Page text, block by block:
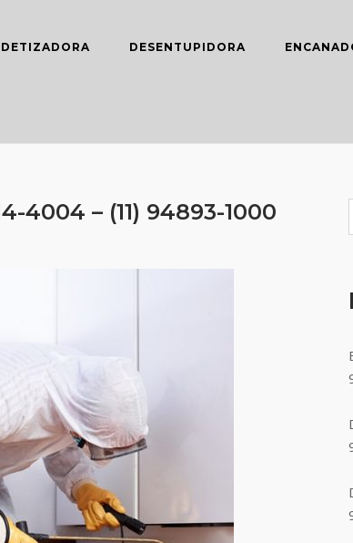
DESENTUPIDORA
4004 – (11) 94893-1000